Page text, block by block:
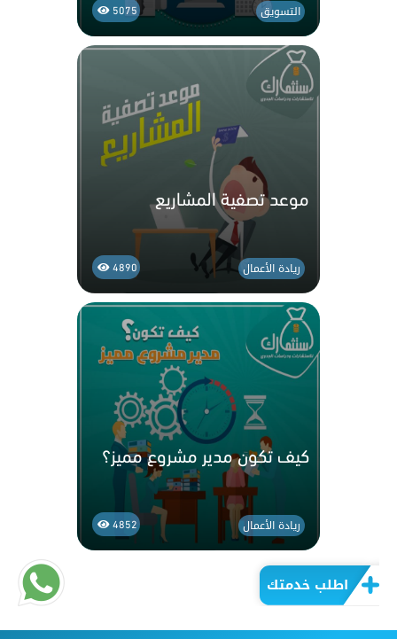
اطلب خدمتك
5075 التسويق
موعد تصفية المشاريع
4890 ريادة الأعمال
كيف تكون مدير مشروع مميز؟
4852 ريادة الأعمال